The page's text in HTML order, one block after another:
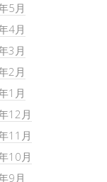
5月
4月
3月
2月
1月
12月
11月
10月
9月